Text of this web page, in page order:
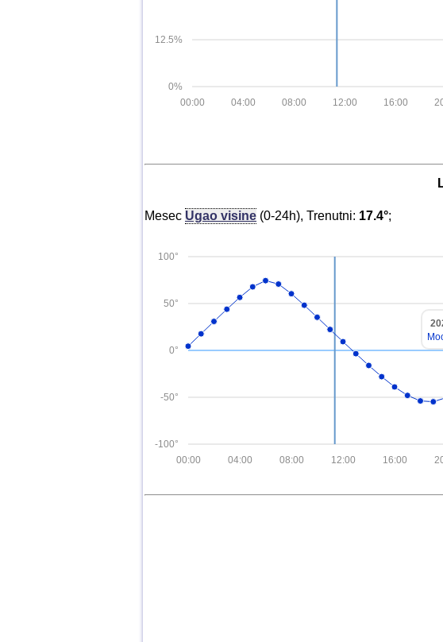
0%
12.5%
16:00
12:00
08:00
04:00
00:00
Mesec Ugao visine (0-24h), Trenutni: 17.4°;
-100°
-50°
0°
50°
100°
16:00
12:00
08:00
04:00
00:00